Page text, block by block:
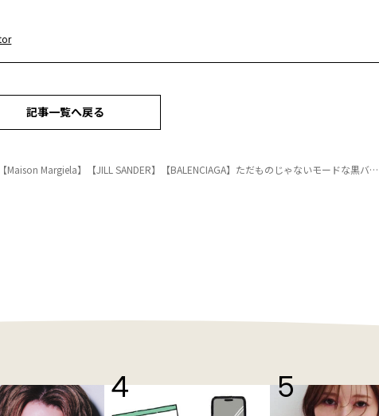
記事一覧へ戻る
Margiela】【JILL SANDER】【BALENCIAGA】ただものじゃないモードな黒バッグ３選